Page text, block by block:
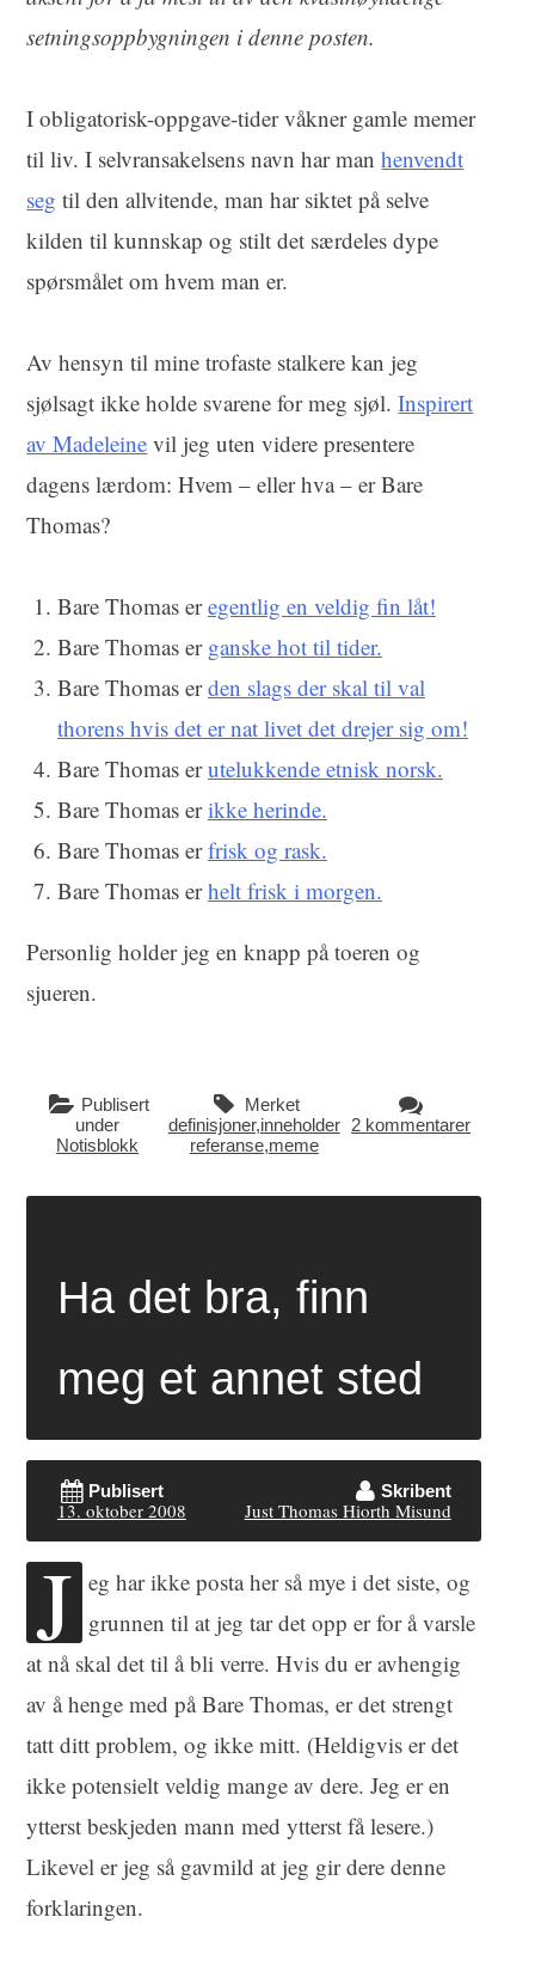
setningsoppbygningen i denne posten.
I obligatorisk-oppgave-tider våkner gamle memer
til liv. I selvransakelsens navn har manhenvendt
seg til den allvitende, man har siktet på selve
kilden til kunnskap og stilt det særdeles dype
spørsmålet om hvem man er.
Av hensyn til mine trofaste stalkere kan jeg
sjølsagt ikke holde svarene for meg sjøl.Inspirert
av Madeleine vil jeg uten videre presentere
dagens lærdom: Hvem – eller hva – er Bare
Thomas?
Bare Thomas eregentlig en veldig fin låt!
Bare Thomas er ganske hot til tider.
Bare Thomas erden slags der skal til val
thorens hvis det er nat livet det drejer sig om!
Bare Thomas erutelukkende etnisk norsk.
Bare Thomas erikke herinde.
Bare Thomas erfrisk og rask.
Bare Thomas erhelt frisk i morgen.
Personlig holder jeg en knapp på toeren og
sjueren.
Publisert
under
Notisblokk
Merket
definisjoner,inneholder
referanse,meme
2 kommentarer
Ha det bra, finn
meg et annet sted
Publisert
13. oktober 2008
Skribent
Just Thomas Hiorth Misund
J eg har ikke posta her så mye i det siste, og
grunnen til at jeg tar det opp er for å varsle
at nå skal det til å bli verre. Hvis du er avhengig
av å henge med på Bare Thomas, er det strengt
tatt ditt problem, og ikke mitt. (Heldigvis er det
ikke potensielt veldig mange av dere. Jeg er en
ytterst beskjeden mann med ytterst få lesere.)
Likevel er jeg så gavmild at jeg gir dere denne
forklaringen.